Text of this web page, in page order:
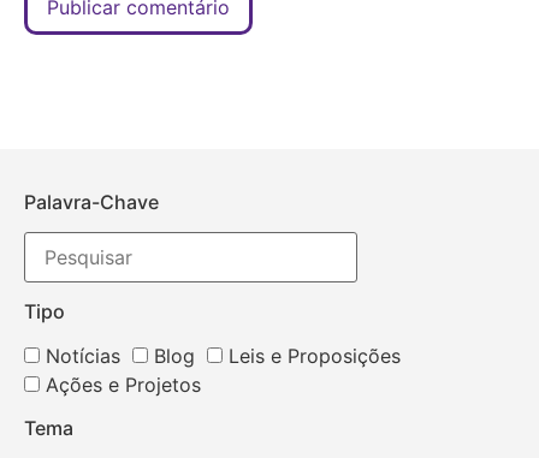
Palavra-Chave
Tipo
Notícias
Blog
Leis e Proposições
Ações e Projetos
Tema